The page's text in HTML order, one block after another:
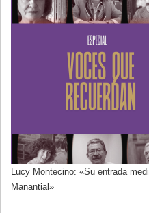
Lucy Montecino: «Su entrada
Manantial»